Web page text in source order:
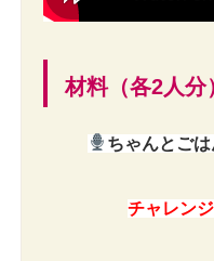
材料（各2人分
ちゃんとご
チャレン